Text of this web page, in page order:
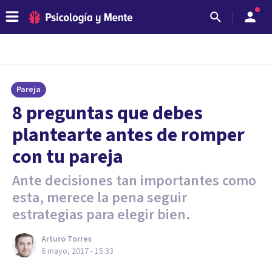
Pareja
8 preguntas que debes
plantearte antes de romper
con tu pareja
Ante decisiones tan importantes como
esta, merece la pena seguir
estrategias para elegir bien.
Arturo Torres
6 mayo, 2017 - 15:33